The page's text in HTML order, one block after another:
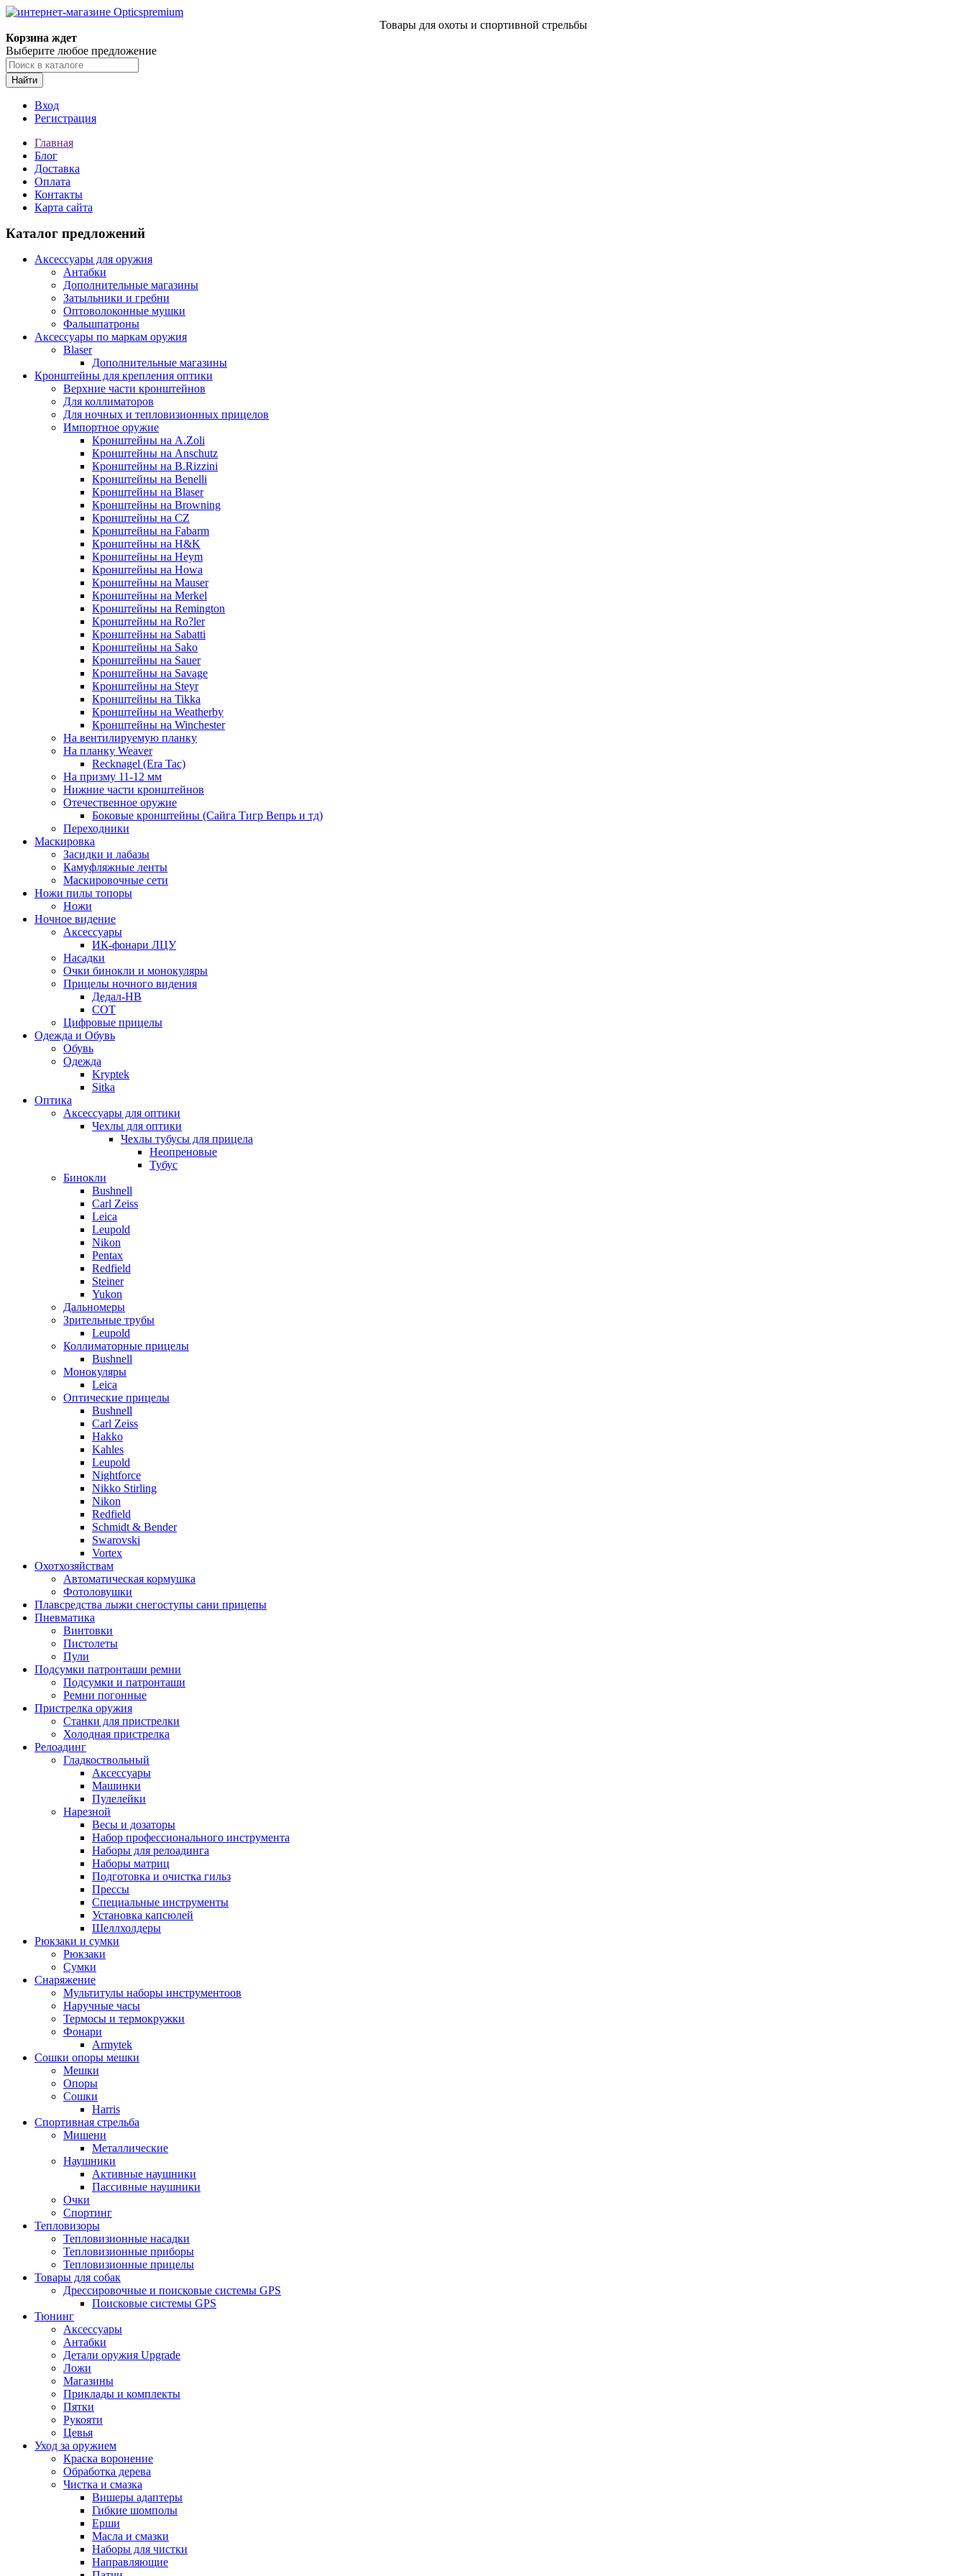
Товары для охоты и спортивной стрельбы
Корзина ждет
Выберите любое предложение
Найти
Вход
Регистрация
Главная
Блог
Доставка
Оплата
Контакты
Карта сайта
Каталог предложений
Аксессуары для оружия
Антабки
Дополнительные магазины
Затыльники и гребни
Оптоволоконные мушки
Фальшпатроны
Аксессуары по маркам оружия
Blaser
Дополнительные магазины
Кронштейны для крепления оптики
Верхние части кронштейнов
Для коллиматоров
Для ночных и тепловизионных прицелов
Импортное оружие
Кронштейны на A.Zoli
Кронштейны на Anschutz
Кронштейны на B.Rizzini
Кронштейны на Benelli
Кронштейны на Blaser
Кронштейны на Browning
Кронштейны на CZ
Кронштейны на Fabarm
Кронштейны на H&K
Кронштейны на Heym
Кронштейны на Howa
Кронштейны на Mauser
Кронштейны на Merkel
Кронштейны на Remington
Кронштейны на Ro?ler
Кронштейны на Sabatti
Кронштейны на Sako
Кронштейны на Sauer
Кронштейны на Savage
Кронштейны на Steyr
Кронштейны на Tikka
Кронштейны на Weatherby
Кронштейны на Winchester
На вентилируемую планку
На планку Weaver
Recknagel (Era Tac)
На призму 11-12 мм
Нижние части кронштейнов
Отечественное оружие
Боковые кронштейны (Сайга Тигр Вепрь и тд)
Переходники
Маскировка
Засидки и лабазы
Камуфляжные ленты
Маскировочные сети
Ножи пилы топоры
Ножи
Ночное видение
Аксессуары
ИК-фонари ЛЦУ
Насадки
Очки бинокли и монокуляры
Прицелы ночного видения
Дедал-НВ
СОТ
Цифровые прицелы
Одежда и Обувь
Обувь
Одежда
Kryptek
Sitka
Оптика
Аксессуары для оптики
Чехлы для оптики
Чехлы тубусы для прицела
Неопреновые
Тубус
Бинокли
Bushnell
Carl Zeiss
Leica
Leupold
Nikon
Pentax
Redfield
Steiner
Yukon
Дальномеры
Зрительные трубы
Leupold
Коллиматорные прицелы
Bushnell
Монокуляры
Leica
Оптические прицелы
Bushnell
Carl Zeiss
Hakko
Kahles
Leupold
Nightforce
Nikko Stirling
Nikon
Redfield
Schmidt & Bender
Swarovski
Vortex
Охотхозяйствам
Автоматическая кормушка
Фотоловушки
Плавсредства лыжи снегоступы сани прицепы
Пневматика
Винтовки
Пистолеты
Пули
Подсумки патронташи ремни
Подсумки и патронташи
Ремни погонные
Пристрелка оружия
Станки для пристрелки
Холодная пристрелка
Релоадинг
Гладкоствольный
Аксессуары
Машинки
Пулелейки
Нарезной
Весы и дозаторы
Набор профессионального инструмента
Наборы для релоадинга
Наборы матриц
Подготовка и очистка гильз
Прессы
Специальные инструменты
Установка капсюлей
Шеллхолдеры
Рюкзаки и сумки
Рюкзаки
Сумки
Снаряжение
Мультитулы наборы инструментоов
Наручные часы
Термосы и термокружки
Фонари
Armytek
Сошки опоры мешки
Мешки
Опоры
Сошки
Harris
Спортивная стрельба
Мишени
Металлические
Наушники
Активные наушники
Пассивные наушники
Очки
Спортинг
Тепловизоры
Тепловизионные насадки
Тепловизионные приборы
Тепловизионные прицелы
Товары для собак
Дрессировочные и поисковые системы GPS
Поисковые системы GPS
Тюнинг
Аксессуары
Антабки
Детали оружия Upgrade
Ложи
Магазины
Приклады и комплекты
Пятки
Рукояти
Цевья
Уход за оружием
Краска воронение
Обработка дерева
Чистка и смазка
Вишеры адаптеры
Гибкие шомполы
Ерши
Масла и смазки
Наборы для чистки
Направляющие